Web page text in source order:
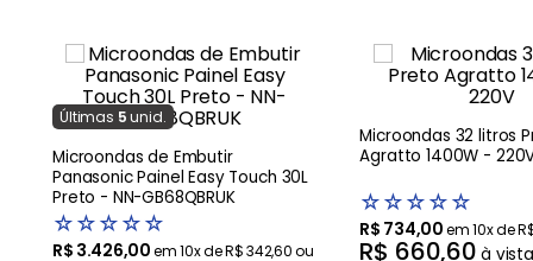
Últimas 5 unid.
Microondas de Embutir
Panasonic Painel Easy Touch 30L
Preto - NN-GB68QBRUK
☆☆☆☆☆
R$ 3.426,00em10x deR$342,60ou
Microondas 32 litros
Agratto 1400W -
☆☆☆☆☆
R$ 734,00em10x de
R$ 660,60 à vista